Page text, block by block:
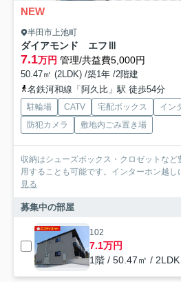
NEW
半田市上池町
ダイアモンド エフⅢ
7.1万円 管理/共益費5,000円
50.47㎡ (2LDK) /築1年 /2階建
名鉄河和線「阿久比」駅 徒歩54分
駐輪場 CATV 宅配ボックス
イン
防犯カメラ
敷地内ごみ置き場
収納はシューズボックス・クロゼットな
用することも可能です。インターホン越し
見る
募集中の部屋
102
7.1万円
1階 / 50.47㎡ / 2LDK